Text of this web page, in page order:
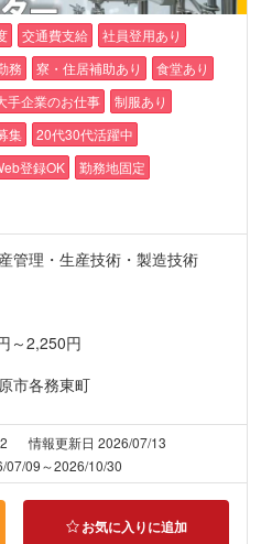
交通費支給
社員登用あり
務 寮・住居補助あり
食堂あり
手企業のお仕事
制服あり
集
20代30代活躍中
登録OK
勤務地固定
管理・生産技術・製造技術
～2,250円
市各務東町
情報更新日 2026/07/13
07/09～2026/10/30
お気に入りに追加